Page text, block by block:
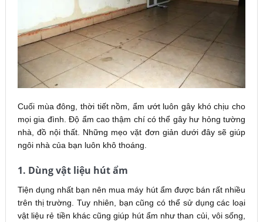
Cuối mùa đông, thời tiết nồm, ẩm ướt luôn gây khó chịu cho
mọi gia đình. Độ ẩm cao thậm chí có thể gây hư hỏng tường
nhà, đồ nội thất. Những mẹo vặt đơn giản dưới đây sẽ giúp
ngôi nhà của bạn luôn khô thoáng.
1. Dùng vật liệu hút ẩm
Tiện dụng nhất bạn nên mua máy hút ẩm được bán rất nhiều
trên thị trường. Tuy nhiên, bạn cũng có thể sử dụng các loại
vật liệu rẻ tiền khác cũng giúp hút ẩm như than củi, vôi sống,